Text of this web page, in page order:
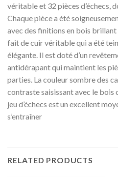
véritable et 32 pièces d’échecs,
Chaque pièce a été
avec des finitions en bois brillant
fait de cuir véritable qui a été
élégante. Il est doté d’un
antidérapant qui maintient les
parties. La couleur sombre des
contraste saisissant avec le bois
jeu d’échecs est un excellent
s’entraîner
RELATED PRODUCTS